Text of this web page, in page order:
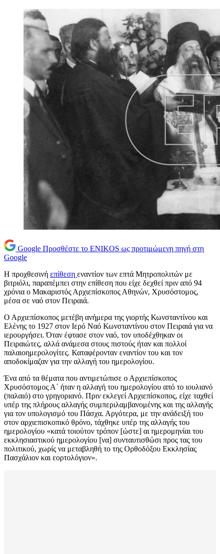
Google Προσθέστε το ENIKOS ως προτιμώμενη πηγή στη
Google
Η προχθεσινή επίθεση εναντίον των επτά Μητροπολιτών με
βιτριόλι, παραπέμπει στην επίθεση που είχε δεχθεί πριν από 94
χρόνια ο Μακαριστός Αρχιεπίσκοπος Αθηνών, Χρυσόστομος,
μέσα σε ναό στον Πειραιά.
Ο Αρχιεπίσκοπος μετέβη ανήμερα της γιορτής Κωνσταντίνου και
Ελένης το 1927 στον Ιερό Ναό Κωνσταντίνου στον Πειραιά για να
ιερουργήσει. Όταν έφτασε στον ναό, τον υποδέχθηκαν οι
Πειραιώτες, αλλά ανάμεσα στους πιστούς ήταν και πολλοί
παλαιοημερολογίτες. Καταφέρονταν εναντίον του και τον
αποδοκίμαζαν για την αλλαγή του ημερολογίου.
Ένα από τα θέματα που αντιμετώπισε ο Αρχιεπίσκοπος
Χρυσόστομος Α΄ ήταν η αλλαγή του ημερολογίου από το ιουλιανό
(παλαιό) στο γρηγοριανό. Πριν εκλεγεί Αρχιεπίσκοπος, είχε ταχθεί
υπέρ της πλήρους αλλαγής συμπεριλαμβανομένης και της αλλαγής
για τον υπολογισμό του Πάσχα. Αργότερα, με την ανάδειξή του
στον αρχιεπισκοπικό θρόνο, τάχθηκε υπέρ της αλλαγής του
ημερολογίου «κατά τοιούτον τρόπον [ώστε] αι ημερομηνίαι του
εκκλησιαστικού ημερολογίου [να] συνταυτισθώσι προς τας του
πολιτικού, χωρίς να μεταβληθή το της Ορθοδόξου Εκκλησίας
Πασχάλιον και εορτολόγιον».